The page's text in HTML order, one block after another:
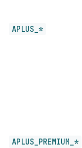
APLUS_*
APLUS_PREMIUM_*